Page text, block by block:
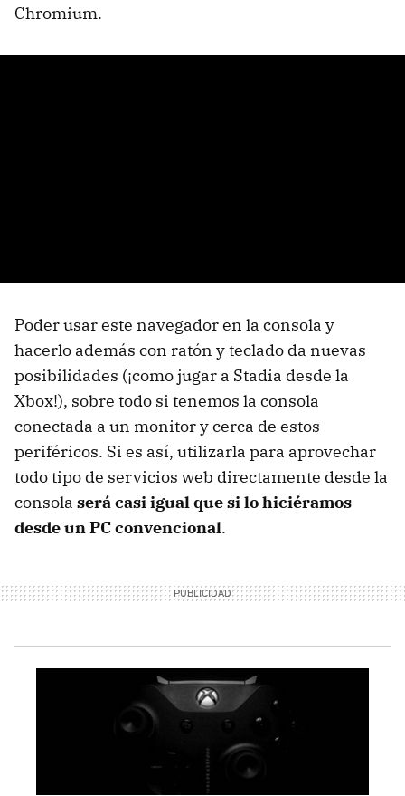
Chromium.
Poder usar este navegador en la consola y
hacerlo además con ratón y teclado da nuevas
posibilidades (¡como jugar a Stadia desde la
Xbox!), sobre todo si tenemos la consola
conectada a un monitor y cerca de estos
periféricos. Si es así, utilizarla para aprovechar
todo tipo de servicios web directamente desde la
consola será casi igual que si lo hiciéramos
desde un PC convencional.